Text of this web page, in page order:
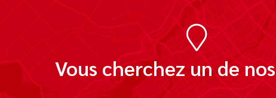
Vous cherchez un de